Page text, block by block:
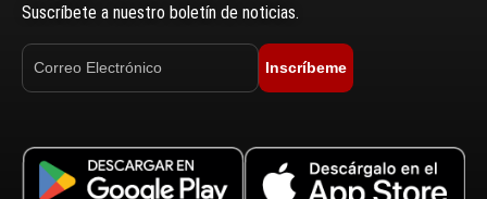
Suscríbete a nuestro boletín de noticias.
Inscríbeme